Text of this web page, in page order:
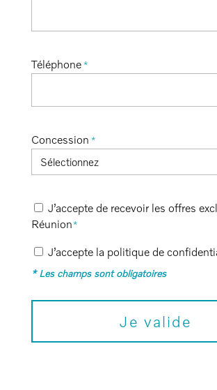
Téléphone *
Concession *
Recevoir les offres *
J’accepte de recevoir les offres
Réunion*
Politique de confidentialité *
J’accepte la politique de